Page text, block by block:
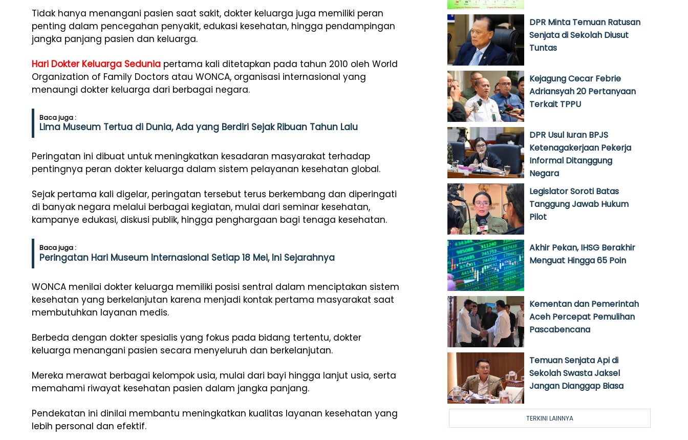
Tidak hanya menangani pasien saat sakit, dokter keluarga juga memiliki peran
penting dalam pencegahan penyakit, edukasi kesehatan, hingga pendampingan
jangka panjang pasien dan keluarga.
Hari Dokter Keluarga Sedunia pertama kali ditetapkan pada tahun 2010 oleh World
Organization of Family Doctors atau WONCA, organisasi internasional yang
menaungi dokter keluarga dari berbagai negara.
Baca juga :
Lima Museum Tertua di Dunia, Ada yang Berdiri Sejak Ribuan Tahun Lalu
Peringatan ini dibuat untuk meningkatkan kesadaran masyarakat terhadap
pentingnya peran dokter keluarga dalam sistem pelayanan kesehatan global.
Sejak pertama kali digelar, peringatan tersebut terus berkembang dan diperingati
di banyak negara melalui berbagai kegiatan, mulai dari seminar kesehatan,
kampanye edukasi, diskusi publik, hingga penghargaan bagi tenaga kesehatan.
Baca juga :
Peringatan Hari Museum Internasional Setiap 18 Mei, Ini Sejarahnya
WONCA menilai dokter keluarga memiliki posisi sentral dalam menciptakan sistem
kesehatan yang berkelanjutan karena menjadi kontak pertama masyarakat saat
membutuhkan layanan medis.
Berbeda dengan dokter spesialis yang fokus pada bidang tertentu, dokter
keluarga menangani pasien secara menyeluruh dan berkelanjutan.
Mereka merawat berbagai kelompok usia, mulai dari bayi hingga lanjut usia, serta
memahami riwayat kesehatan pasien dalam jangka panjang.
Pendekatan ini dinilai membantu meningkatkan kualitas layanan kesehatan yang
lebih personal dan efektif.
DPR Minta Temuan Ratusan
Senjata di Sekolah Diusut
Tuntas
Kejagung Cecar Febrie
Adriansyah 20 Pertanyaan
Terkait TPPU
DPR Usul Iuran BPJS
Ketenagakerjaan Pekerja
Informal Ditanggung
Negara
Legislator Soroti Batas
Tanggung Jawab Hukum
Pilot
Akhir Pekan, IHSG Berakhir
Menguat Hingga 65 Poin
Kementan dan Pemerintah
Aceh Percepat Pemulihan
Pascabencana
Temuan Senjata Api di
Sekolah Swasta Jaksel
Jangan Dianggap Biasa
TERKINI LAINNYA